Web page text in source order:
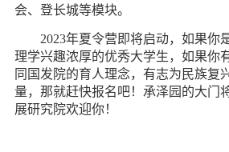
会、登长城等模块。
2023年夏令营即将启动，如果你
理学兴趣浓厚的优秀大学生，如果你
同国发院的育人理念，有志为民族复
量，那就赶快报名吧！承泽园的大门
展研究院欢迎你！